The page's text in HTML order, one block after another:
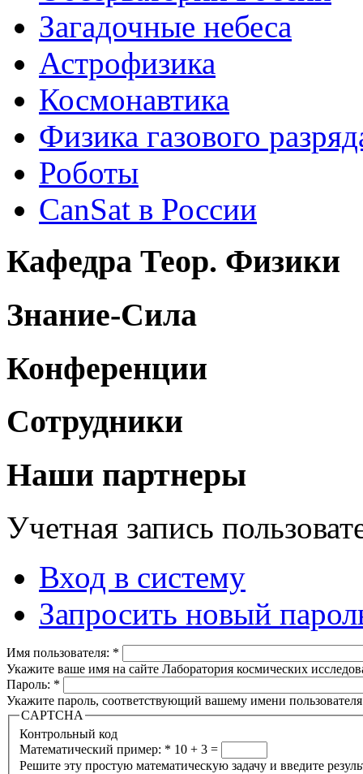
Загадочные небеса
Астрофизика
Космонавтика
Физика газового
Роботы
CanSat в России
Кафедра Теор. Физики
Знание-Сила
Конференции
Сотрудники
Наши партнеры
Учетная запись
Вход в систему
Запросить новый
Имя пользователя: *
Укажите ваше имя на сайте Лаборатория космических
Пароль: *
Укажите пароль, соответствующий вашему имени
CAPTCHA
Контрольный код
Математический пример: * 10 + 3 =
Решите эту простую математическую задачу и введите